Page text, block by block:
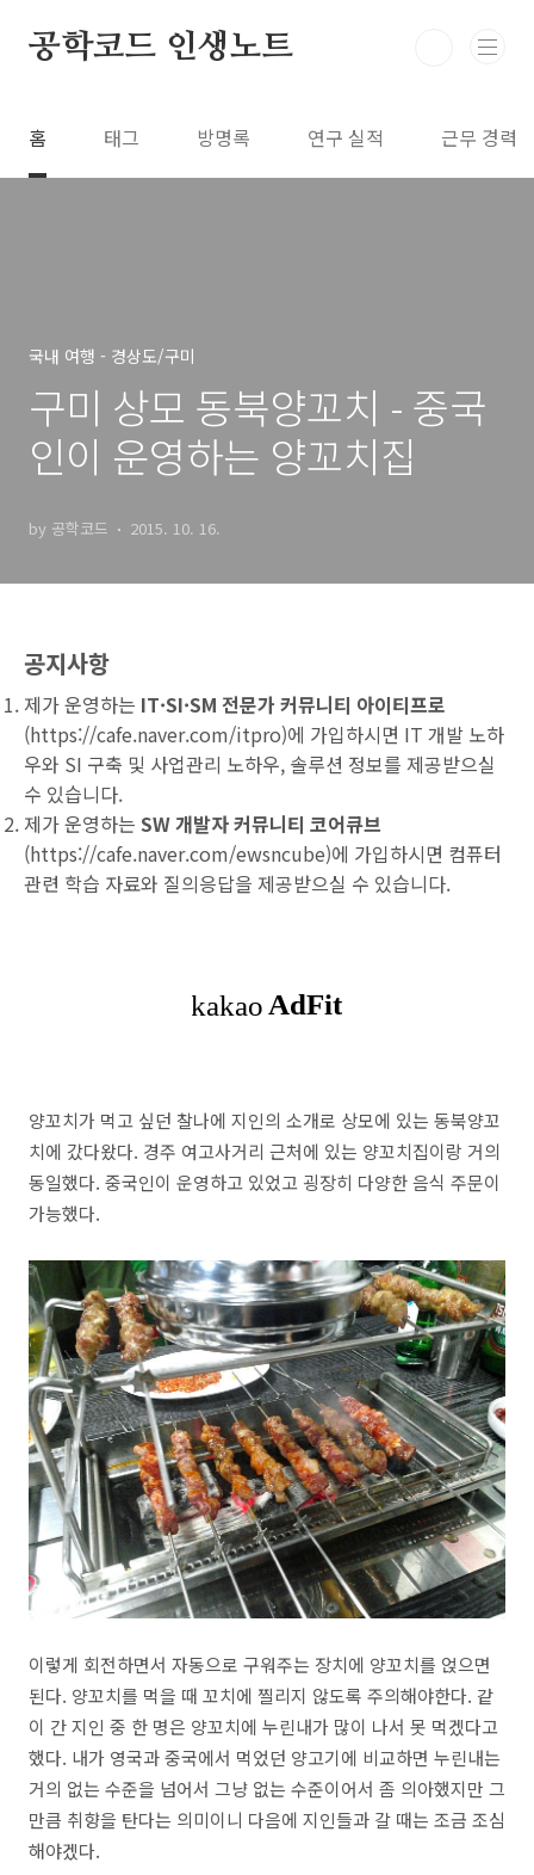
공학코드 인생노트
홈 태그 방명록 연구 실적 근무 경력
국내 여행 - 경상도/구미
구미 상모 동북양꼬치 - 중국
인이 운영하는 양꼬치집
by 공학코드 2015. 10. 16.
공지사항
제가 운영하는 IT·SI·SM 전문가 커뮤니티 아이티프로
(https://cafe.naver.com/itpro)에 가입하시면 IT 개발 노하
우와 SI 구축 및 사업관리 노하우, 솔루션 정보를 제공받으실
수 있습니다.
제가 운영하는 SW 개발자 커뮤니티 코어큐브
(https://cafe.naver.com/ewsncube)에 가입하시면 컴퓨터
관련 학습 자료와 질의응답을 제공받으실 수 있습니다.
양꼬치가 먹고 싶던 찰나에 지인의 소개로 상모에 있는 동북양꼬
치에 갔다왔다. 경주 여고사거리 근처에 있는 양꼬치집이랑 거의
동일했다. 중국인이 운영하고 있었고 굉장히 다양한 음식 주문이
가능했다.
이렇게 회전하면서 자동으로 구워주는 장치에 양꼬치를 얹으면
된다. 양꼬치를 먹을 때 꼬치에 찔리지 않도록 주의해야한다. 같
이 간 지인 중 한 명은 양꼬치에 누린내가 많이 나서 못 먹겠다고
했다. 내가 영국과 중국에서 먹었던 양고기에 비교하면 누린내는
거의 없는 수준을 넘어서 그냥 없는 수준이어서 좀 의아했지만 그
만큼 취향을 탄다는 의미이니 다음에 지인들과 갈 때는 조금 조심
해야겠다.